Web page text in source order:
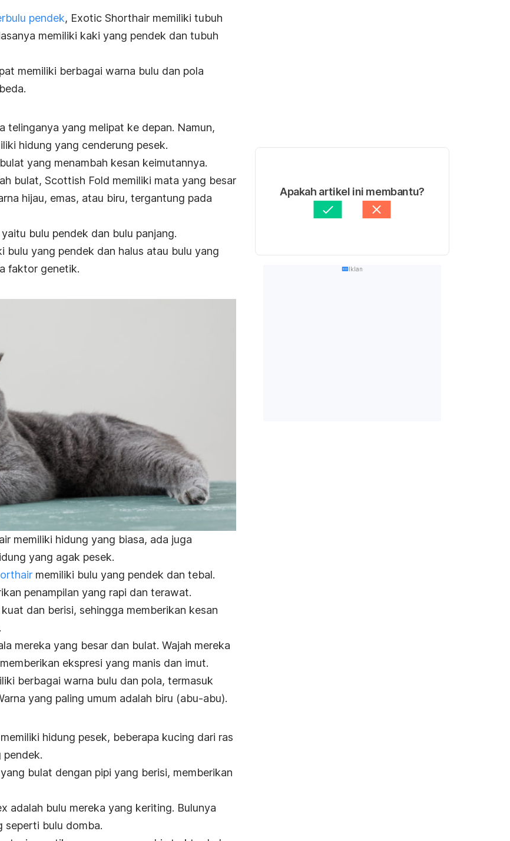
pendek, Exotic Shorthair memiliki tubuh
memiliki kaki yang pendek dan tubuh
memiliki berbagai warna bulu dan pola
telinganya yang melipat ke depan. Namun,
hidung yang cenderung pesek.
yang menambah kesan keimutannya.
bulat, Scottish Fold memiliki mata yang besar
hijau, emas, atau biru, tergantung pada
yaitu bulu pendek dan bulu panjang.
bulu yang pendek dan halus atau bulu yang
faktor genetik.
memiliki hidung yang biasa, ada juga
yang agak pesek.
memiliki bulu yang pendek dan tebal.
penampilan yang rapi dan terawat.
dan berisi, sehingga memberikan kesan
mereka yang besar dan bulat. Wajah mereka
ekspresi yang manis dan imut.
berbagai warna bulu dan pola, termasuk
yang paling umum adalah biru (abu-abu).
hidung pesek, beberapa kucing dari ras
pendek.
bulat dengan pipi yang berisi, memberikan
adalah bulu mereka yang keriting. Bulunya
seperti bulu domba.
Apakah artikel ini membantu?
Iklan